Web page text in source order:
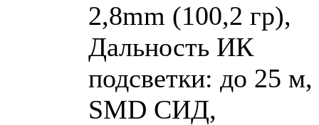
2,8mm (100,2 гр),
Дальность ИК
подсветки: до 25 м,
SMD СИД,